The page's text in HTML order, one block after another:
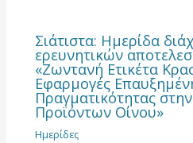
Σιάτιστα: Ημερίδα
ερευνητικών
«Ζωντανή Ετικέτα
Εφαρμογές
Πραγματικότητας
Προϊόντων Οίνου»
Ημερίδες